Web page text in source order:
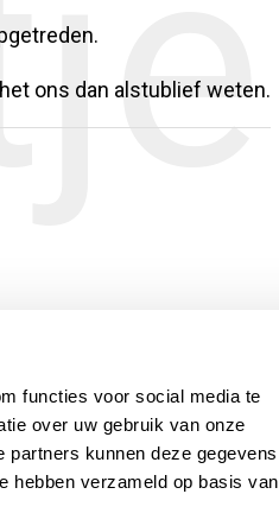
functies voor social media te
over uw gebruik van onze
kunnen deze gegevens
hebben verzameld op basis van
ons dan alstublief weten.